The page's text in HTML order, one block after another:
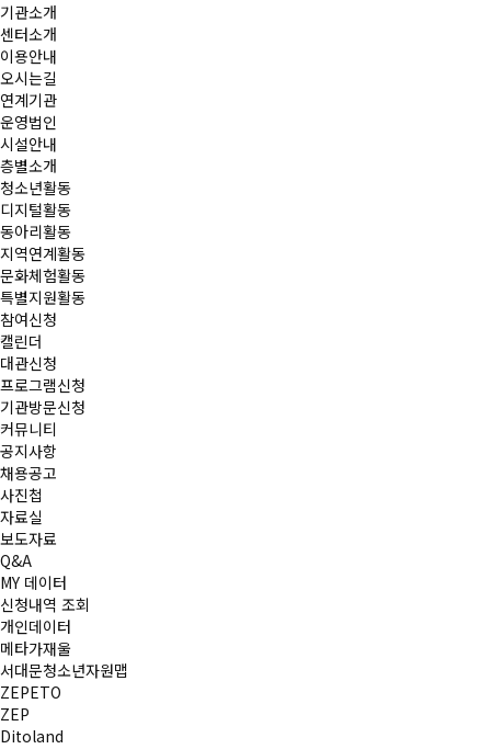
기관소개
센터소개
이용안내
오시는길
연계기관
운영법인
시설안내
층별소개
청소년활동
디지털활동
동아리활동
지역연계활동
문화체험활동
특별지원활동
참여신청
캘린더
대관신청
프로그램신청
기관방문신청
커뮤니티
공지사항
채용공고
사진첩
자료실
보도자료
Q&A
MY 데이터
신청내역 조회
개인데이터
메타가재울
서대문청소년자원맵
ZEPETO
ZEP
Ditoland